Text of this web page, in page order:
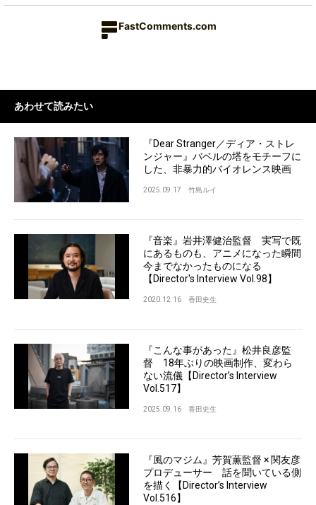
FastComments.com
あわせて読みたい
『Dear Stranger／ディア・ストレ
ンジャー』バベルの塔をモチーフに
した、非暴力的バイオレンス映画
2025.09.17 竹島ルイ
『音楽』岩井澤健治監督 実写で既
にあるものも、アニメになった瞬間
今までなかったものになる
【Director's Interview Vol.98】
2020.12.16 香田史生
『こんな事があった』松井良彦監
督 18年ぶりの映画制作、変わら
ない流儀【Director’s Interview
Vol.517】
2025.09.16 香田史生
『風のマジム』芳賀薫監督 × 関友彦
プロデューサー 話を聞いている側
を描く【Director’s Interview
Vol.516】